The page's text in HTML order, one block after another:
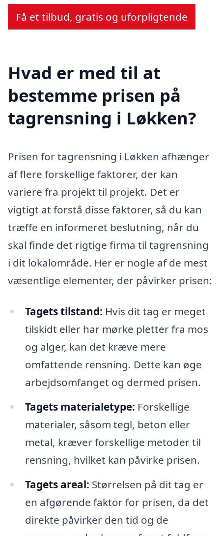
Få et tilbud, gratis og uforpligtende
Hvad er med til at
bestemme prisen på
tagrensning i Løkken?
Prisen for tagrensning i Løkken afhænger
af flere forskellige faktorer, der kan
variere fra projekt til projekt. Det er
vigtigt at forstå disse faktorer, så du kan
træffe en informeret beslutning, når du
skal finde det rigtige firma til tagrensning
i dit lokalområde. Her er nogle af de mest
væsentlige elementer, der påvirker prisen:
Tagets tilstand: Hvis dit tag er meget
tilskidt eller har mørke pletter fra mos
og alger, kan det kræve mere
omfattende rensning. Dette kan øge
arbejdsomfanget og dermed prisen.
Tagets materialetype: Forskellige
materialer, såsom tegl, beton eller
metal, kræver forskellige metoder til
rensning, hvilket kan påvirke prisen.
Tagets areal: Størrelsen på dit tag er
en afgørende faktor for prisen, da det
direkte påvirker den tid og de